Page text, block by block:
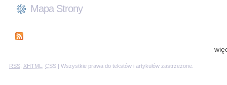
Mapa Strony
RSS XHTML CSS | Wszystkie prawa do tekstów i artykułów zastrzeżone.